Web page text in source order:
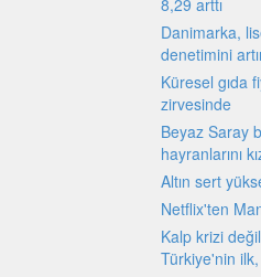
8,29 arttı
Danimarka,
denetimini
Küresel gıda
zirvesinde
Beyaz Saray
hayranlarını
Altın sert
Netflix'ten
Kalp krizi
Türkiye'nin